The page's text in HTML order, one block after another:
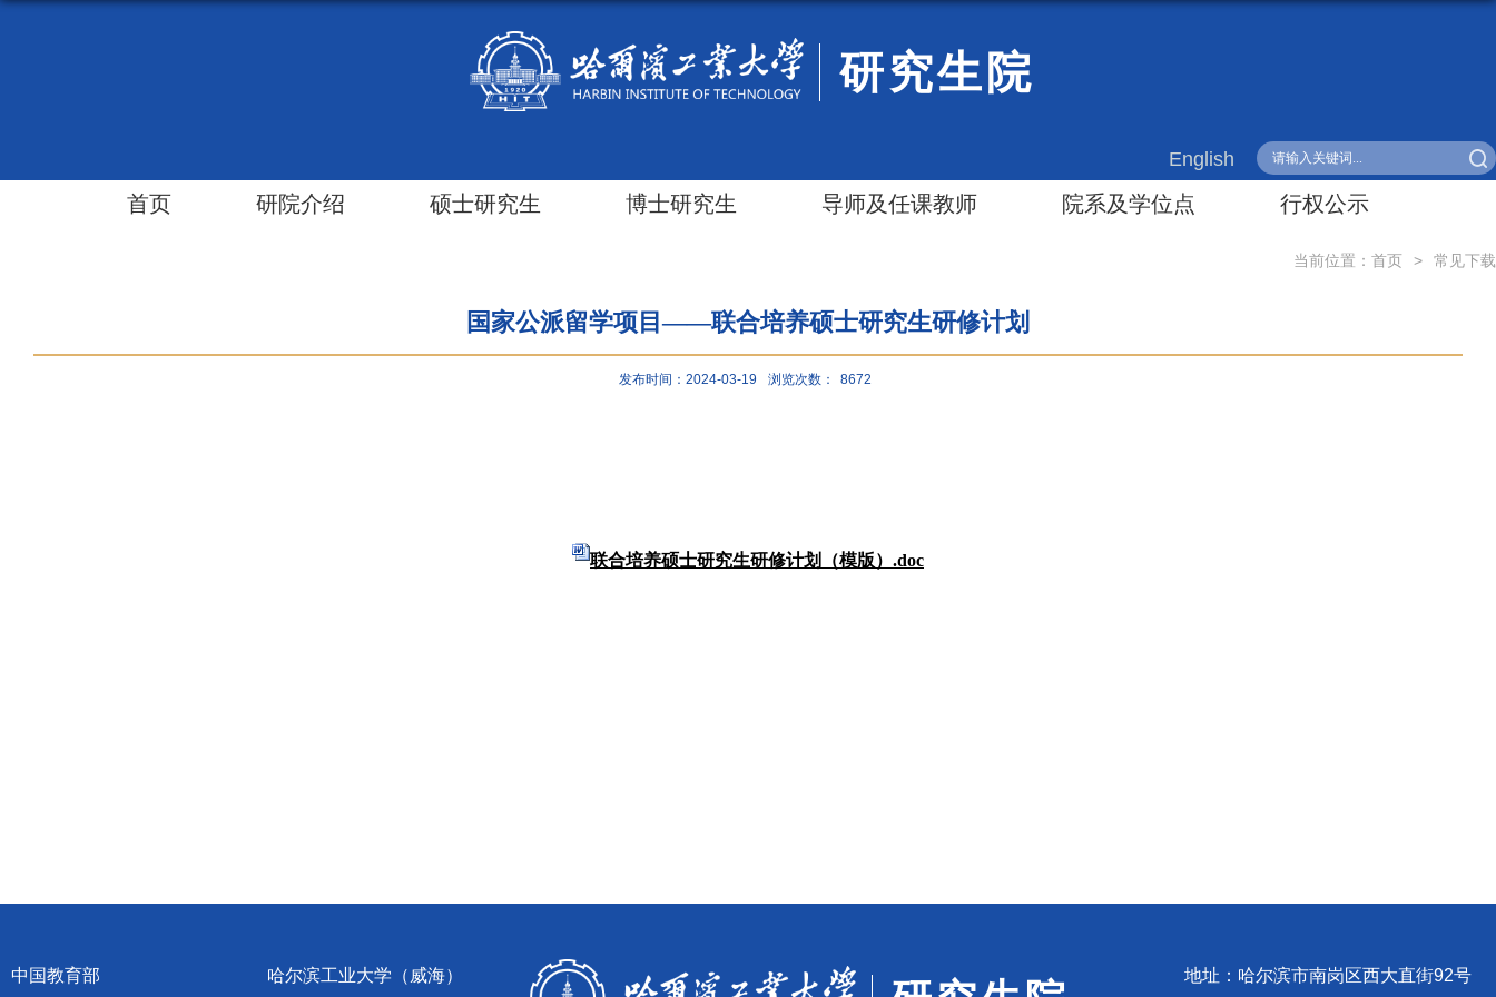
研究生院
English
首页 研院介绍 硕士研究生 博士研究生 导师及任课教师 院系及学位点 行权公示
当前位置： 首页 > 常见下载
国家公派留学项目——联合培养硕士研究生研修计划
发布时间：2024-03-19 浏览次数： 8672
联合培养硕士研究生研修计划（模版）.doc
中国教育部 哈尔滨工业大学（威海） 地址：哈尔滨市南岗区西大直街92号